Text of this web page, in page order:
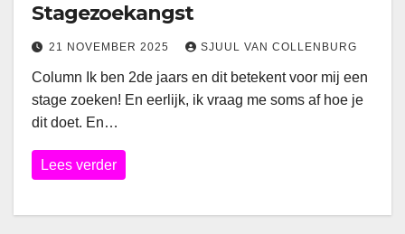
Stagezoekangst
21 NOVEMBER 2025 SJUUL VAN COLLENBURG
Column Ik ben 2de jaars en dit betekent voor mij een
stage zoeken! En eerlijk, ik vraag me soms af hoe je
dit doet. En…
Lees verder